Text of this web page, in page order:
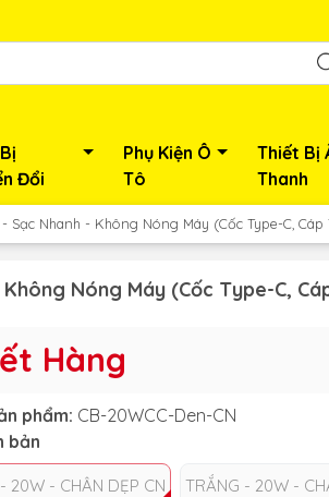
Đổi
Phụ Kiện Ô
Tô
Thiết Bị
Thanh
Sạc Nhanh - Không Nóng Máy (Cốc Type-C, Cáp
Nóng Máy (Cốc Type-C,
Hàng
phẩm: CB-20WCC-Den-CN
bản
20W - CHÂN DẸP CN TRẮNG - 20W -